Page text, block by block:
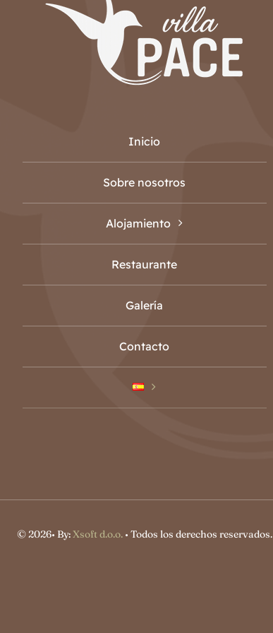
Inicio
Sobre nosotros
Alojamiento
Restaurante
Galería
Contacto
© 2026• By:Xsoft d.o.o. • Todos los derechos reservados.